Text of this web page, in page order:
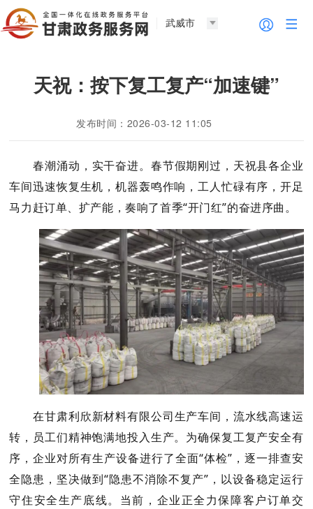
武威市
天祝：按下复工复产“加速键”
发布时间：2026-03-12 11:05
春潮涌动，实干奋进。春节假期刚过，天祝县各企业
车间迅速恢复生机，机器轰鸣作响，工人忙碌有序，开足
马力赶订单、扩产能 ，奏响了首季“开门红”的奋进序曲。
在甘肃利欣新材料有限公司生产车间，流水线高速运
转，员工们精神饱满地投入生产。为确保复工复产安全有
序，企业对所有生产设备进行了全面“体检”，逐一排查安
全隐患，坚决做到“隐患不消除不复产”，以设备稳定运行
守住安全生产底线。当前，企业正全力保障客户订单交